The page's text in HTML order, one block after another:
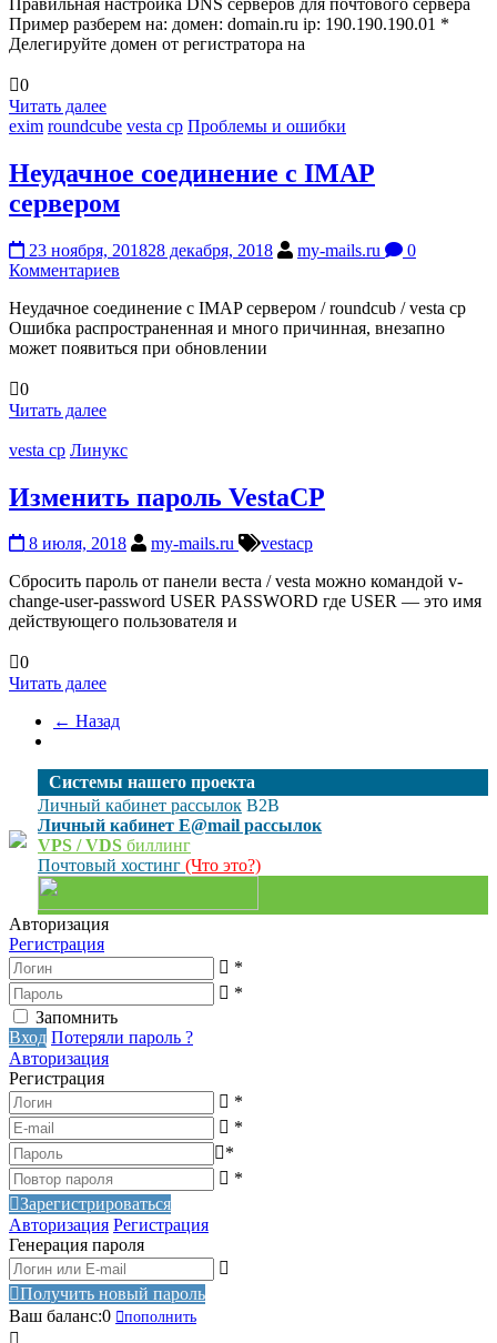
Пример разберем на: домен: domain.ru ip: 190.190.190.01 *
Делегируйте домен от регистратора на
0
Читать далее
exim roundcube vesta cp Проблемы и ошибки
Неудачное соединение с IMAP
сервером
23 ноября, 201828 декабря, 2018 my-mails.ru
0
Комментариев
Неудачное соединение с IMAP сервером / roundcub / vesta cp
Ошибка распространенная и много причинная, внезапно
может появиться при обновлении
0
Читать далее
vesta cp Линукс
Изменить пароль VestaCP
8 июля, 2018 my-mails.ru
vestacp
Сбросить пароль от панели веста / vesta можно командой v-
change-user-password USER PASSWORD где USER — это имя
действующего пользователя и
0
Читать далее
← Назад
Cистемы нашего проекта
Личный кабинет рассылок B2B
Личный кабинет E@mail рассылок
VPS / VDS биллинг
Почтовый хостинг (Что это?)
Авторизация
Регистрация
*
*
Запомнить
Вход Потеряли пароль ?
Авторизация
Регистрация
*
*
*
*
Зарегистрироваться
Авторизация Регистрация
Генерация пароля
Получить новый пароль
Ваш баланс:0 пополнить